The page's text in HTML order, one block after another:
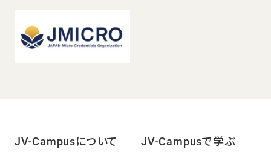
JV-Campusについて JV-Campusで学ぶ